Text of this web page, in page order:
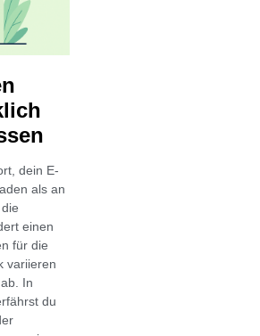
dein E-
als an
einen
für die
variieren
In
du